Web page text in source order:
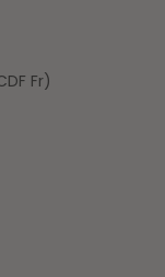
Fr)